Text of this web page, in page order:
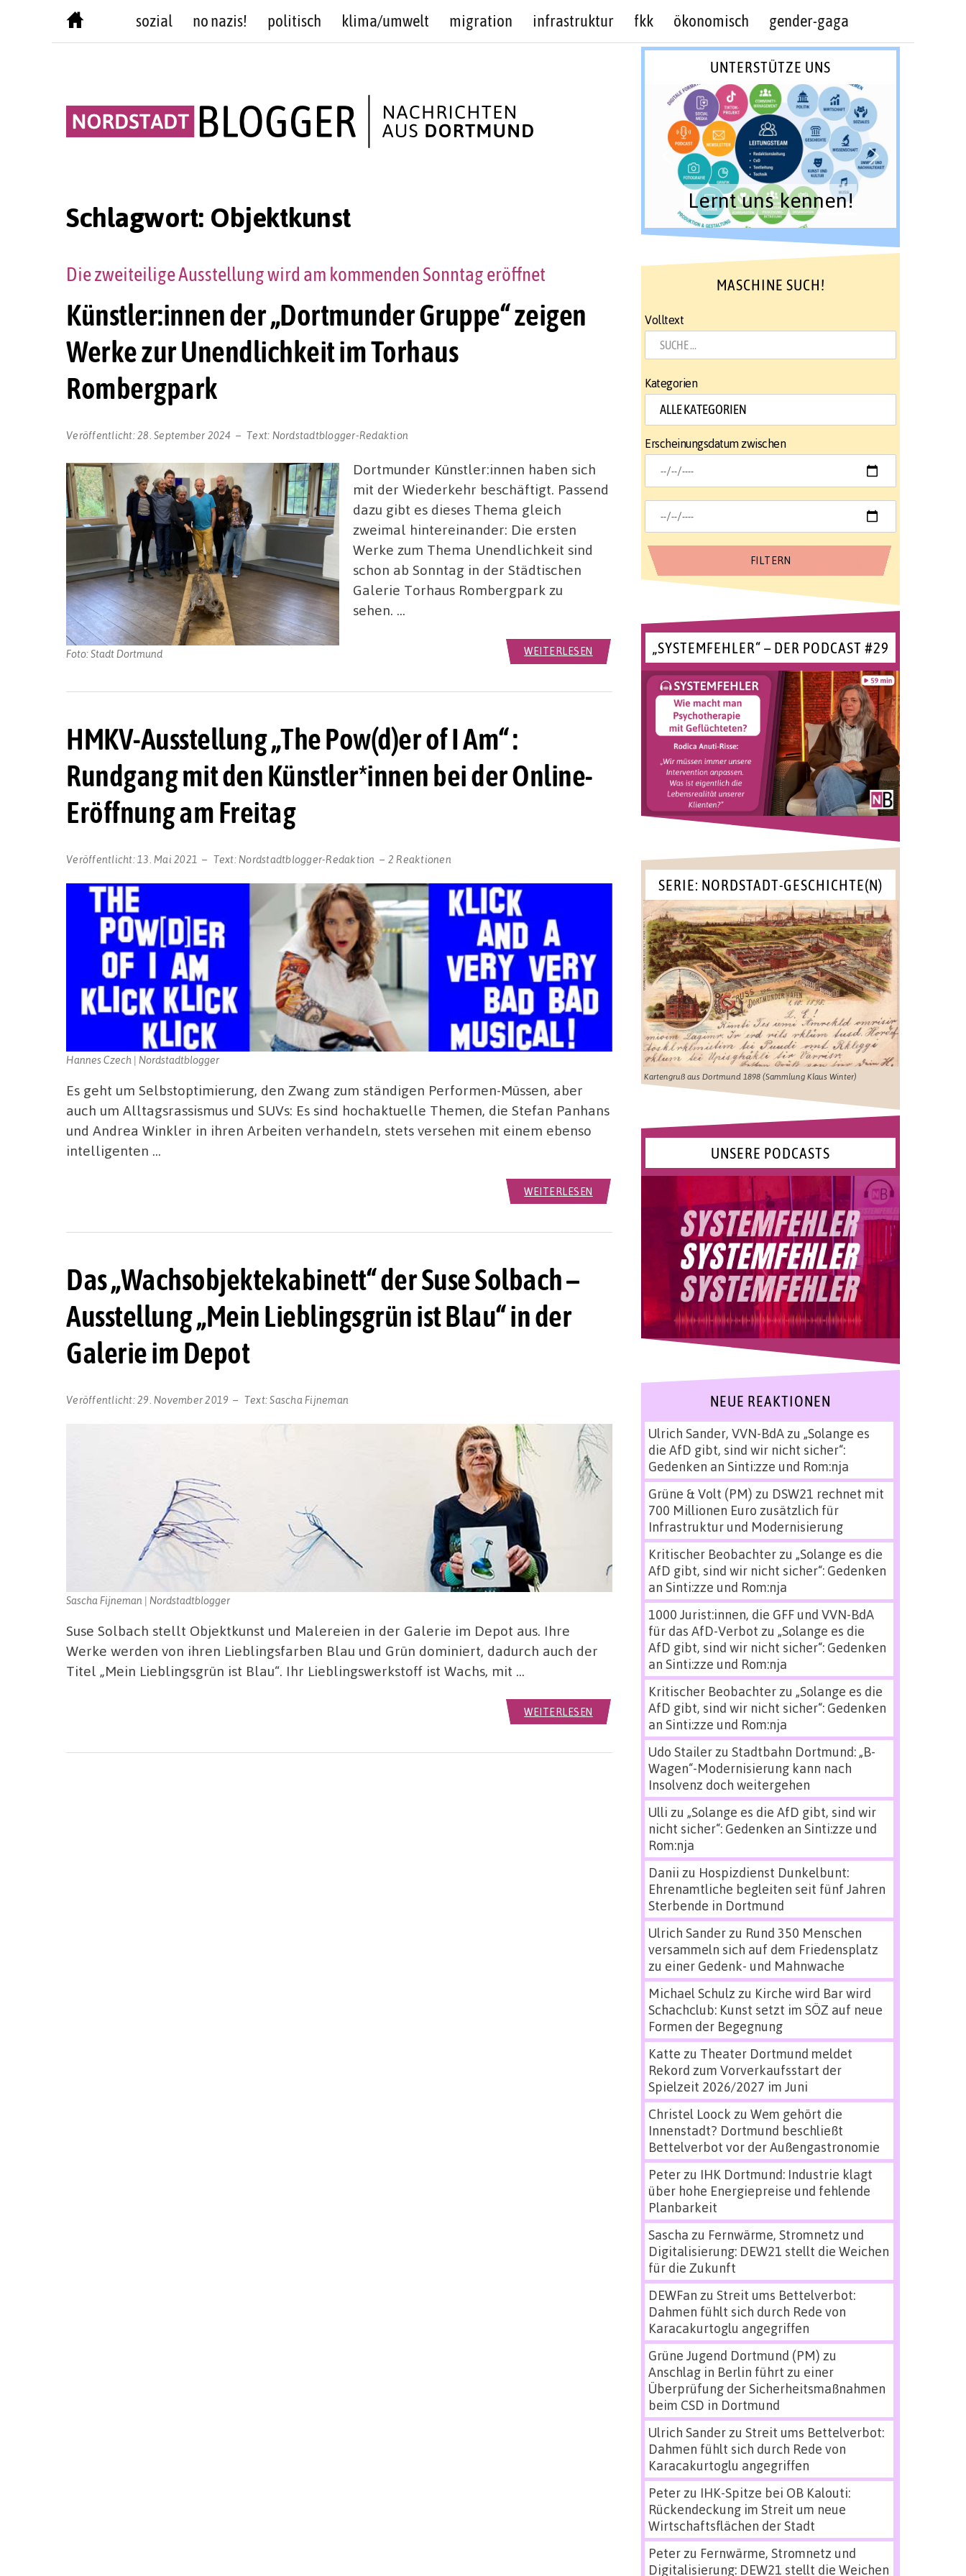
sozial no nazis! politisch klima/umwelt migration infrastruktur fkk ökonomisch gender-gaga
Schlagwort: Objektkunst
Künstler:innen der „Dortmunder Gruppe“ zeigen
Werke zur Unendlichkeit im Torhaus
Rombergpark
Die zweiteilige Ausstellung wird am kommenden Sonntag eröffnet
Veröffentlicht:28. September 2024 Text: Nordstadtblogger-Redaktion
Foto: Stadt Dortmund
Dortmunder Künstler:innen haben sich
mit der Wiederkehr beschäftigt. Passend
dazu gibt es dieses Thema gleich
zweimal hintereinander: Die ersten
Werke zum Thema Unendlichkeit sind
schon ab Sonntag in der Städtischen
Galerie Torhaus Rombergpark zu
sehen. …
WEITERLESEN
HMKV-Ausstellung „The Pow(d)er of I Am“ :
Rundgang mit den Künstler*innen bei der Online-
Eröffnung am Freitag
Veröffentlicht: 13. Mai 2021 Text: Nordstadtblogger-Redaktion 2 Reaktionen
Hannes Czech | Nordstadtblogger
Es geht um Selbstoptimierung, den Zwang zum ständigen Performen-Müssen, aber
auch um Alltagsrassismus und SUVs: Es sind hochaktuelle Themen, die Stefan Panhans
und Andrea Winkler in ihren Arbeiten verhandeln, stets versehen mit einem ebenso
intelligenten …
WEITERLESEN
Das „Wachsobjektekabinett“ der Suse Solbach –
Ausstellung „Mein Lieblingsgrün ist Blau“ in der
Galerie im Depot
Veröffentlicht: 29. November 2019 Text: Sascha Fijneman
Sascha Fijneman | Nordstadtblogger
Suse Solbach stellt Objektkunst und Malereien in der Galerie im Depot aus. Ihre
Werke werden von ihren Lieblingsfarben Blau und Grün dominiert, dadurch auch der
Titel „Mein Lieblingsgrün ist Blau“. Ihr Lieblingswerkstoff ist Wachs, mit …
WEITERLESEN
UNTERSTÜTZE UNS
Lernt uns kennen!
MASCHINE SUCH!
Volltext
Kategorien
Erscheinungsdatum zwischen
„SYSTEMFEHLER“ – DER PODCAST #29
SERIE: NORDSTADT-GESCHICHTE(N)
Kartengruß aus Dortmund 1898 (Sammlung Klaus Winter)
UNSERE PODCASTS
NEUE REAKTIONEN
Ulrich Sander, VVN-BdAzu „Solange es
die AfD gibt, sind wir nicht sicher“:
Gedenken an Sinti:zze und Rom:nja
Grüne & Volt (PM) zu DSW21 rechnet mit
700 Millionen Euro zusätzlich für
Infrastruktur und Modernisierung
Kritischer Beobachterzu „Solange es die
AfD gibt, sind wir nicht sicher“: Gedenken
an Sinti:zze und Rom:nja
1000 Jurist:innen, die GFF und VVN-BdA
für das AfD-Verbot zu „Solange es die
AfD gibt, sind wir nicht sicher“: Gedenken
an Sinti:zze und Rom:nja
Kritischer Beobachterzu „Solange es die
AfD gibt, sind wir nicht sicher“: Gedenken
an Sinti:zze und Rom:nja
Udo Stailerzu Stadtbahn Dortmund: „B-
Wagen“-Modernisierung kann nach
Insolvenz doch weitergehen
Ulli zu „Solange es die AfD gibt, sind wir
nicht sicher“: Gedenken an Sinti:zze und
Rom:nja
Danii zu Hospizdienst Dunkelbunt:
Ehrenamtliche begleiten seit fünf Jahren
Sterbende in Dortmund
Ulrich Sanderzu Rund 350 Menschen
versammeln sich auf dem Friedensplatz
zu einer Gedenk- und Mahnwache
Michael Schulz zu Kirche wird Bar wird
Schachclub: Kunst setzt im SÖZ auf neue
Formen der Begegnung
Katte zu Theater Dortmund meldet
Rekord zum Vorverkaufsstart der
Spielzeit 2026/2027 im Juni
Christel Loock zu Wem gehört die
Innenstadt? Dortmund beschließt
Bettelverbot vor der Außengastronomie
Peterzu IHK Dortmund: Industrie klagt
über hohe Energiepreise und fehlende
Planbarkeit
Sascha zu Fernwärme, Stromnetz und
Digitalisierung: DEW21 stellt die Weichen
für die Zukunft
DEWFan zu Streit ums Bettelverbot:
Dahmen fühlt sich durch Rede von
Karacakurtoglu angegriffen
Grüne Jugend Dortmund (PM) zu
Anschlag in Berlin führt zu einer
Überprüfung der Sicherheitsmaßnahmen
beim CSD in Dortmund
Ulrich Sanderzu Streit ums Bettelverbot:
Dahmen fühlt sich durch Rede von
Karacakurtoglu angegriffen
Peterzu IHK-Spitze bei OB Kalouti:
Rückendeckung im Streit um neue
Wirtschaftsflächen der Stadt
Peterzu Fernwärme, Stromnetz und
Digitalisierung: DEW21 stellt die Weichen